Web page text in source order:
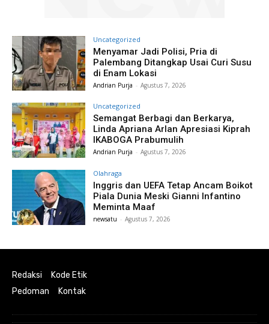
Uncategorized
Menyamar Jadi Polisi, Pria di
Palembang Ditangkap Usai Curi Susu
di Enam Lokasi
Andrian Purja - Agustus 7, 2026
Uncategorized
Semangat Berbagi dan Berkarya,
Linda Apriana Arlan Apresiasi Kiprah
IKABOGA Prabumulih
Andrian Purja - Agustus 7, 2026
Olahraga
Inggris dan UEFA Tetap Ancam Boikot
Piala Dunia Meski Gianni Infantino
Meminta Maaf
newsatu - Agustus 7, 2026
Redaksi
Kode Etik
Pedoman
Kontak